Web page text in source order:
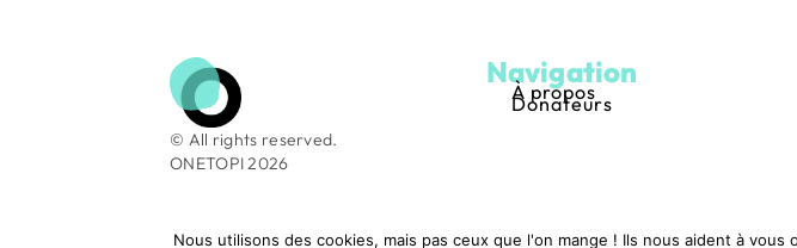
© All rights reserved.
ONETOPI 2026
Navigation
À propos
Donateurs
Nous utilisons des cookies, mais pas ceux que l'on mange ! Ils nous aident à